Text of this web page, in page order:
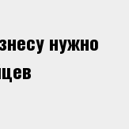
нужно